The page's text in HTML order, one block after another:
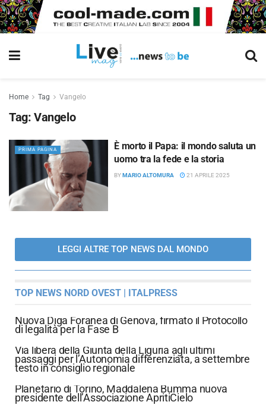
Home Tag Vangelo
Tag: Vangelo
PRIMA PAGINA
È morto il Papa: il mondo saluta un
uomo tra la fede e la storia
BYMARIO ALTOMURA 21 APRILE 2025
LEGGI ALTRE TOP NEWS DAL MONDO
TOP NEWS NORD OVEST | ITALPRESS
Nuova Diga Foranea di Genova, firmato il Protocollo
di legalità per la Fase B
Via libera della Giunta della Liguria agli ultimi
passaggi per l’Autonomia differenziata, a settembre
testo in consiglio regionale
Planetario di Torino, Maddalena Bumma nuova
presidente dell’Associazione ApritiCielo